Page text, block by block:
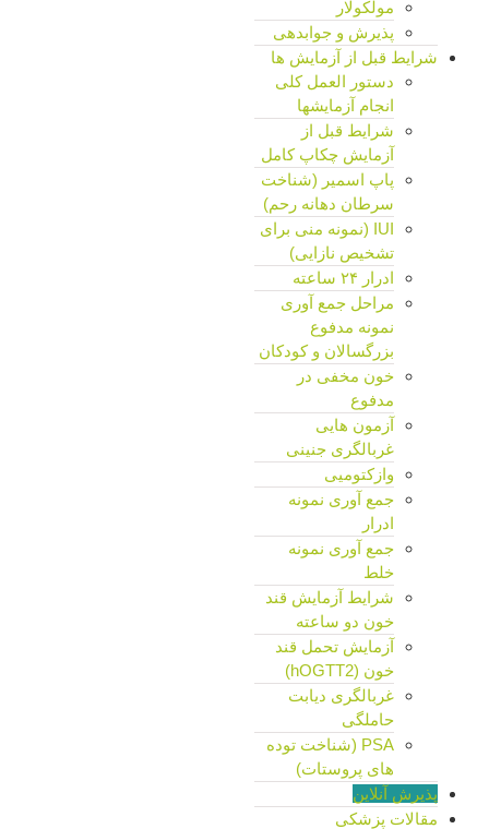
مولکولار
پذیرش و جوابدهی
شرایط قبل از آزمایش ها
دستور العمل کلی
انجام آزمایشها
شرایط قبل از
آزمایش چکاپ کامل
پاپ اسمیر (شناخت
سرطان دهانه رحم)
IUI (نمونه منی برای
تشخیص نازایی)
ادرار ۲۴ ساعته
مراحل جمع آوری
نمونه مدفوع
بزرگسالان و کودکان
خون مخفی در
مدفوع
آزمون هایی
غربالگری جنینی
وازکتومیی
جمع آوری نمونه
ادرار
جمع آوری نمونه
خلط
شرایط آزمایش قند
خون دو ساعته
آزمایش تحمل قند
خون (hOGTT2)
غربالگری دیابت
حاملگی
PSA (شناخت توده
های پروستات)
پذیرش آنلاین
مقالات پزشکی
آزمایشگاه پاتوبیولوژی دکتر محمد صالحی با افتخار دارای گواهینامه‌های
بین‌المللی زیر است:
ISO 9001:2015– استاندارد مدیریت کیفیت (از ICA، هند)
ISO 10002:2018
ISO 10004:2018 – استاندارد پایش و اندازه‌گیری رضایت مشتری (از
Surewin Quality، کانادا)
این گواهینامه‌ها تأییدی بر تعهد ما به ارائه خدمات آزمایشگاهی باکیفیت،
رعایت استانداردهای بین‌المللی و ارتقای رضایت مشتریان است.